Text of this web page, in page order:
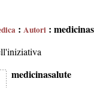
: Autori :
medicinasalute